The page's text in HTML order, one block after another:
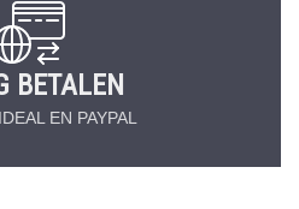
BETALEN
EN PAYPAL